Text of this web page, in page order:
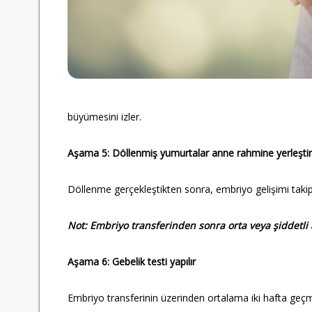
büyümesini izler.
Aşama 5: Döllenmiş yumurtalar anne rahmine
Döllenme gerçekleştikten sonra, embriyo gelişimi
Not: Embriyo transferinden sonra orta veya şiddetli
Aşama 6: Gebelik testi yapılır
Embriyo transferinin üzerinden ortalama iki hafta